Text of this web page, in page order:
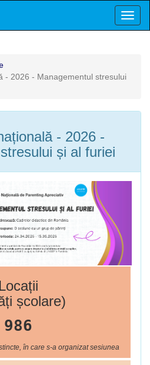
- 2026 - Managementul stresului
- 2026 -
și al furiei
Locații
școlare)
986
în care s-a organizat sesiunea